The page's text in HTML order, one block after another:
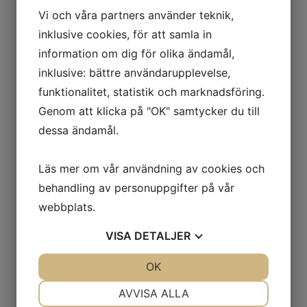
gång jag skriver en kommentar.
Relaterade produkter
Tigtråd IPE-Tig 1,6mm 5kg
269.00krExkl. moms
Megafil 710M Rörtråd 1.2mm
16kg
Vi och våra partners använder teknik,
inklusive cookies, för att samla in
information om dig för olika ändamål,
inklusive: bättre användarupplevelse,
funktionalitet, statistik och marknadsföring.
Genom att klicka på "OK" samtycker du till
dessa ändamål.
Läs mer om vår användning av cookies och
behandling av personuppgifter på vår
webbplats.
VISA DETALJER
AVVISA ALLA
OK